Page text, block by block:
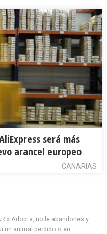
será más
arancel europeo
CANARIAS
» Adopta, no le abandones y
un animal perdido o en